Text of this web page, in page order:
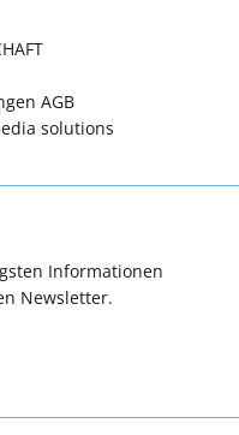
AGB
solutions
Informationen
Newsletter.